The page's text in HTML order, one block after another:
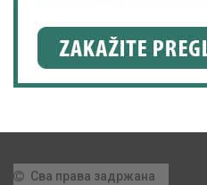
Сва права задржана